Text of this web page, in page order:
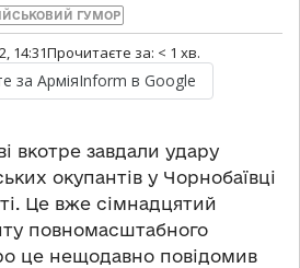
ГУМОР
14:31Прочитаєте за: < 1 хв.
за АрміяInform в Google
вкотре завдали удару
окупантів у Чорнобаївці
Це вже сімнадцятий
повномасштабного
це нещодавно повідомив